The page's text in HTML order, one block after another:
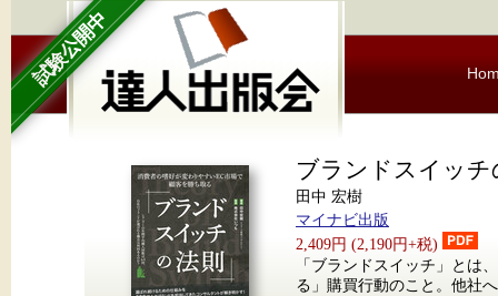
試験公開中
ブランドスイッチ
田中 宏樹
マイナビ出版
2,409円 (2,190円+税)
「ブランドスイッチ」とは
る」購買行動のこと。他社